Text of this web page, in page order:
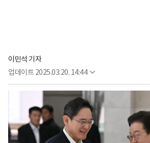
이민석 기자
업데이트 2025.03.20. 14:44